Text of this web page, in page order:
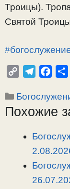
Троицы).
Святой
p
y
l
e
r
a
c
e
o
o
Рубрики
Похожие